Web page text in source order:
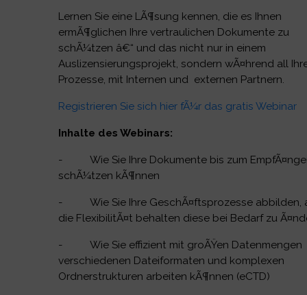
Lernen Sie eine LÃ¶sung kennen, die es Ihnen
ermÃ¶glichen Ihre vertraulichen Dokumente zu
schÃ¼tzen â€“ und das nicht nur in einem
Auslizensierungsprojekt, sondern wÃ¤hrend all
Prozesse, mit Internen und externen Partnern.
Registrieren Sie sich hier fÃ¼r das gratis Webinar
Inhalte des Webinars:
- Wie Sie Ihre Dokumente bis zum
schÃ¼tzen kÃ¶nnen
- Wie Sie Ihre GeschÃ¤ftsprozesse abbilden,
die FlexibilitÃ¤t behalten diese bei Bedarf zu
- Wie Sie effizient mit groÃŸen Datenmengen
verschiedenen Dateiformaten und komplexen
Ordnerstrukturen arbeiten kÃ¶nnen (eCTD)